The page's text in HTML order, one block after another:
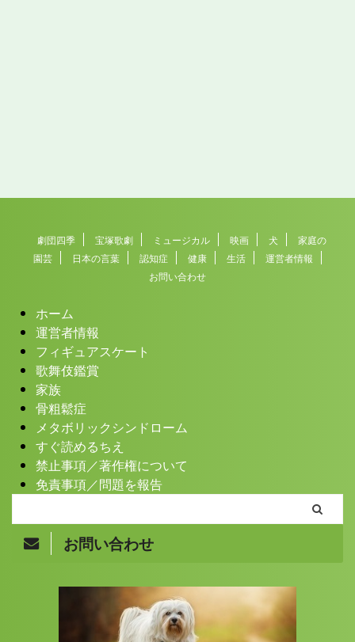
劇団四季 宝塚歌劇 ミュージカル 映画 犬
家庭の
園芸
日本の言葉 認知症 健康 生活
運営者情報
お問い合わせ
ホーム
運営者情報
フィギュアスケート
歌舞伎鑑賞
家族
骨粗鬆症
メタボリックシンドローム
すぐ読めるちえ
禁止事項／著作権について
免責事項／問題を報告
お問い合わせ
Copyright© まきバッパのちえぶろぐ , 2026 All Rights